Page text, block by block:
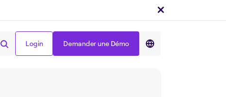
Login Demander une Démo
Partager sur :